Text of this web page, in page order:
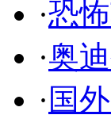
·恐
·奥
· 国